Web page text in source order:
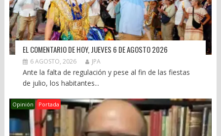
EL COMENTARIO DE HOY, JUEVES 6 DE AGOSTO 2026
6 AGOSTO, 2026 JPA
Ante la falta de regulación y pese al fin de las fiestas
de julio, los habitantes...
Opinión Portada